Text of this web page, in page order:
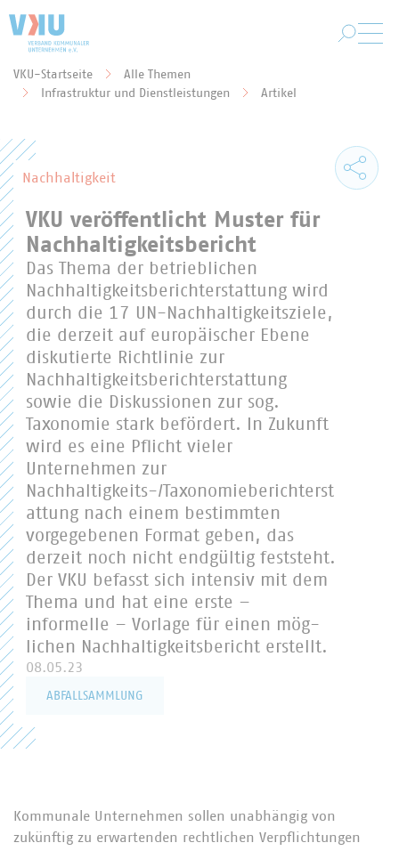
Sie befinden sich hier:
VKU-Startseite
Alle Themen
Infrastruktur und Dienstleistungen
Artikel
Nachhaltigkeit
VKU veröffentlicht Muster für
Nachhaltigkeitsbericht
Das Thema der betrieblichen
Nachhaltigkeitsberichterstattung wird
durch die 17 UN-Nachhaltigkeitsziele,
die derzeit auf europäischer Ebene
diskutierte Richtlinie zur
Nachhaltigkeitsberichterstattung
sowie die Diskussionen zur sog.
Taxonomie stark befördert. In Zukunft
wird es eine Pflicht vieler
Unternehmen zur
Nachhaltigkeits-/Taxonomieberichterst
attung nach einem bestimmten
vorgegebenen Format geben, das
derzeit noch nicht endgültig feststeht.
Der VKU befasst sich intensiv mit dem
Thema und hat eine erste –
informelle – Vorlage für einen mög-
lichen Nachhaltigkeitsbericht erstellt.
08.05.23
ABFALLSAMMLUNG
Kommunale Unternehmen sollen unabhängig von
zukünftig zu erwartenden rechtlichen Verpflichtungen